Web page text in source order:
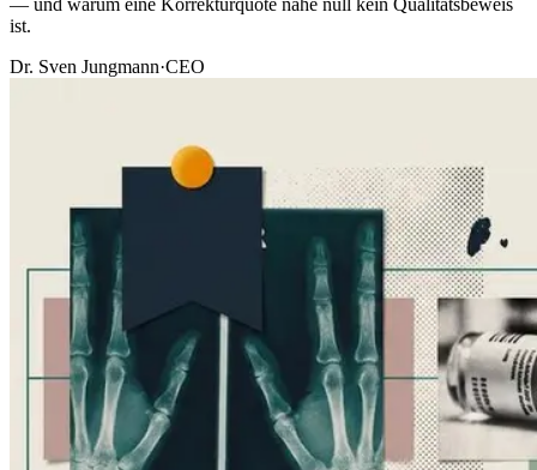
— und warum eine Korrekturquote nahe null kein Qualitätsbeweis
ist.
Dr. Sven Jungmann·CEO